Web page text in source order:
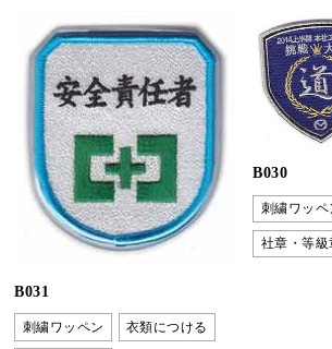
B031
刺繍ワッペン 衣類につける
B030
刺繍ワッペ
社章・等級